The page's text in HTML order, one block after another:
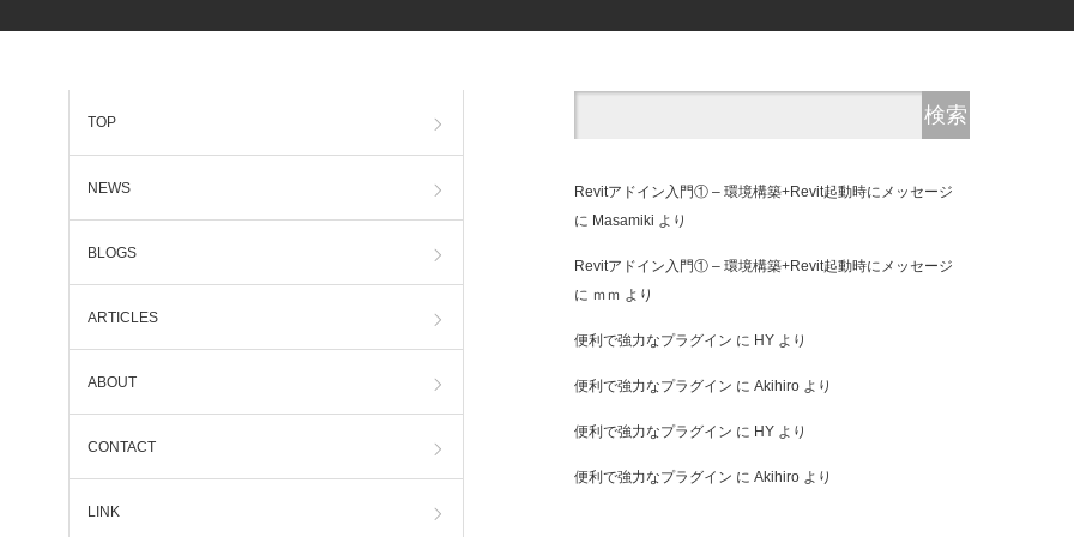
TOP
NEWS
BLOGS
ARTICLES
ABOUT
CONTACT
LINK
Revitアドイン入門① – 環境構築+Revit起動時にメッセージ
に Masamiki より
Revitアドイン入門① – 環境構築+Revit起動時にメッセージ
に ｍｍ より
便利で強力なプラグイン に HY より
便利で強力なプラグイン に Akihiro より
便利で強力なプラグイン に HY より
便利で強力なプラグイン に Akihiro より